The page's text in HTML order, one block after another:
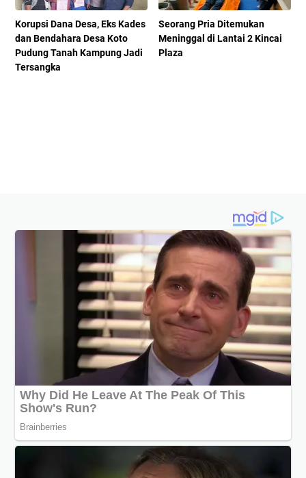
Korupsi Dana Desa, Eks Kades
dan Bendahara Desa Koto
Pudung Tanah Kampung Jadi
Tersangka
Seorang Pria Ditemukan
Meninggal di Lantai 2 Kincai
Plaza